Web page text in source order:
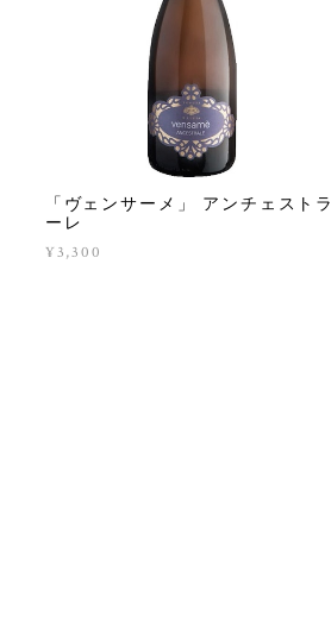
「ヴェンサーメ」 アンチェストラ
ーレ
¥3,300